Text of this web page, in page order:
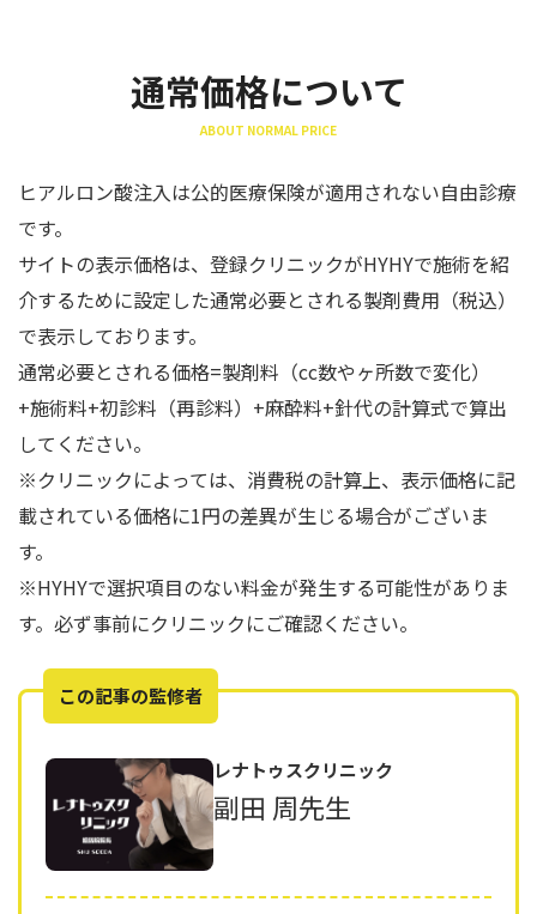
通常価格について
ABOUT NORMAL PRICE
ヒアルロン酸注入は公的医療保険が適用されない自由診療
です。
サイトの表示価格は、登録クリニックがHYHYで施術を紹
介するために設定した通常必要とされる製剤費用（税込）
で表示しております。
通常必要とされる価格=製剤料（cc数やヶ所数で変化）
+施術料+初診料（再診料）+麻酔料+針代の計算式で算出
してください。
※クリニックによっては、消費税の計算上、表示価格に記
載されている価格に1円の差異が生じる場合がございま
す。
※HYHYで選択項目のない料金が発生する可能性がありま
す。必ず事前にクリニックにご確認ください。
この記事の監修者
レナトゥスクリニック
副田 周先生